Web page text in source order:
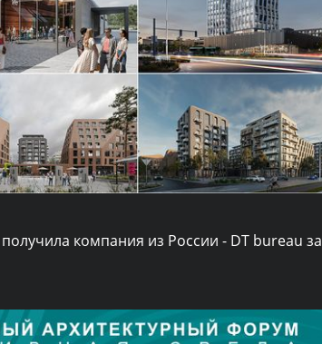
компания из России - DT bureau за